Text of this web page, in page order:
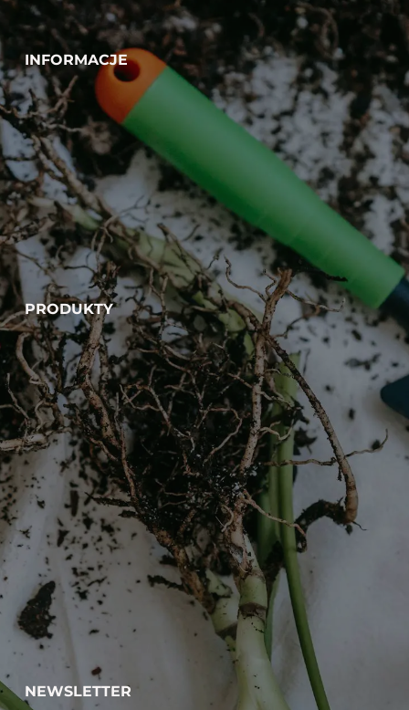
INFORMACJE
PRODUKTY
NEWSLETTER